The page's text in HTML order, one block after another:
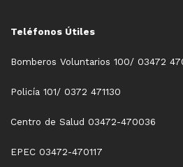
Teléfonos Útiles
Bomberos Voluntarios 100/ 03472
Policía 101/ 0372 471130
Centro de Salud 03472-470036
EPEC 03472-470117